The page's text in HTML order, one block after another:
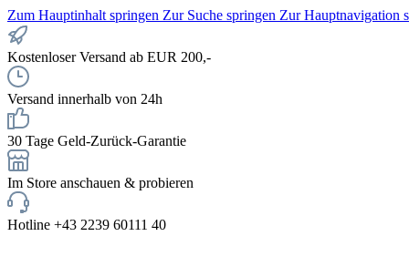
Zum Hauptinhalt springen Zur Suche springen Zur Hauptnavigation
Kostenloser Versand ab EUR 200,-
Versand innerhalb von 24h
30 Tage Geld-Zurück-Garantie
Im Store anschauen & probieren
Hotline +43 2239 60111 40